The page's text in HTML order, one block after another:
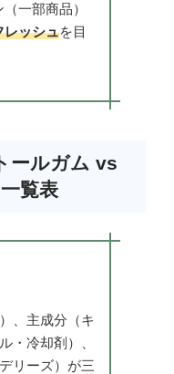
一部商品）
レッシュを目
ールガム vs
覧表
、主成分（キ
・冷却剤）、
リーズ）が三